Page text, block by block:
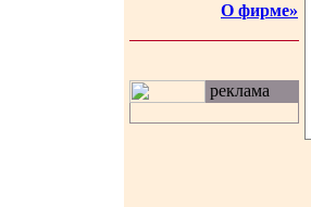
О фирме»
реклама